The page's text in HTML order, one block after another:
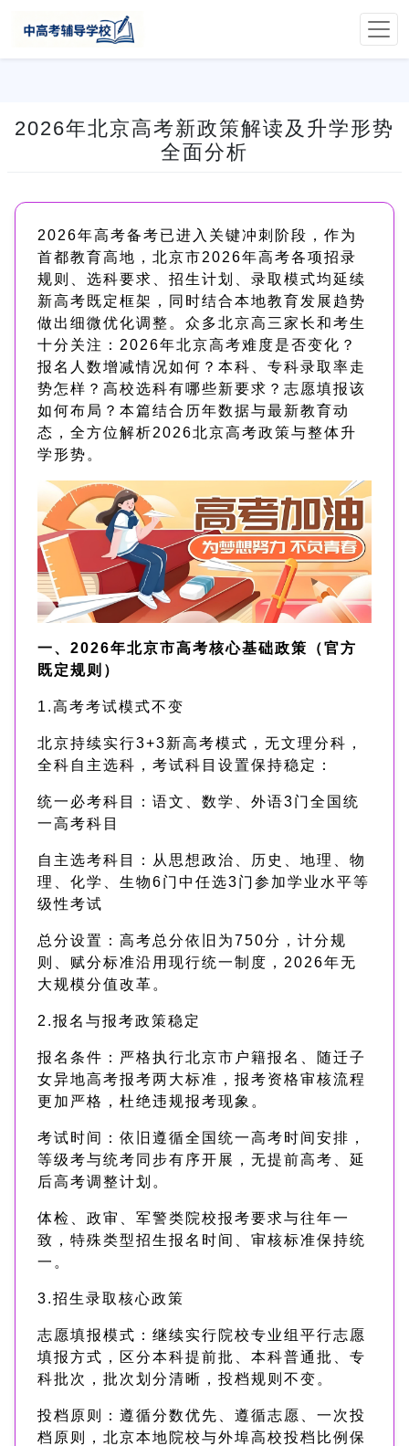
2026年北京高考新政策解读及升学形势
全面分析
2026年高考备考已进入关键冲刺阶段，作为
首都教育高地，北京市2026年高考各项招录
规则、选科要求、招生计划、录取模式均延续
新高考既定框架，同时结合本地教育发展趋势
做出细微优化调整。众多北京高三家长和考生
十分关注：2026年北京高考难度是否变化？
报名人数增减情况如何？本科、专科录取率走
势怎样？高校选科有哪些新要求？志愿填报该
如何布局？本篇结合历年数据与最新教育动
态，全方位解析2026北京高考政策与整体升
学形势。
一、2026年北京市高考核心基础政策（官方
既定规则）
1.高考考试模式不变
北京持续实行3+3新高考模式，无文理分科，
全科自主选科，考试科目设置保持稳定：
统一必考科目：语文、数学、外语3门全国统
一高考科目
自主选考科目：从思想政治、历史、地理、物
理、化学、生物6门中任选3门参加学业水平等
级性考试
总分设置：高考总分依旧为750分，计分规
则、赋分标准沿用现行统一制度，2026年无
大规模分值改革。
2.报名与报考政策稳定
报名条件：严格执行北京市户籍报名、随迁子
女异地高考报考两大标准，报考资格审核流程
更加严格，杜绝违规报考现象。
考试时间：依旧遵循全国统一高考时间安排，
等级考与统考同步有序开展，无提前高考、延
后高考调整计划。
体检、政审、军警类院校报考要求与往年一
致，特殊类型招生报名时间、审核标准保持统
一。
3.招生录取核心政策
志愿填报模式：继续实行院校专业组平行志愿
填报方式，区分本科提前批、本科普通批、专
科批次，批次划分清晰，投档规则不变。
投档原则：遵循分数优先、遵循志愿、一次投
档原则，北京本地院校与外埠高校投档比例保